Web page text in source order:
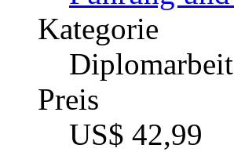
Kategorie
Preis
US$ 42,99